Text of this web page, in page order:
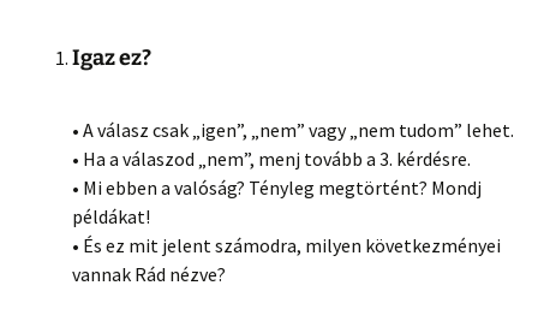
Igaz ez?
• A válasz csak „igen”, „nem” vagy „nem tudom” lehet.
• Ha a válaszod „nem”, menj tovább a 3. kérdésre.
• Mi ebben a valóság? Tényleg megtörtént? Mondj
példákat!
• És ez mit jelent számodra, milyen következményei
vannak Rád nézve?